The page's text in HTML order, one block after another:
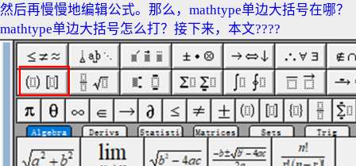
然后再慢慢地编辑公式。那么，mathtype单边大括号在哪？
mathtype单边大括号怎么打？接下来，本文????